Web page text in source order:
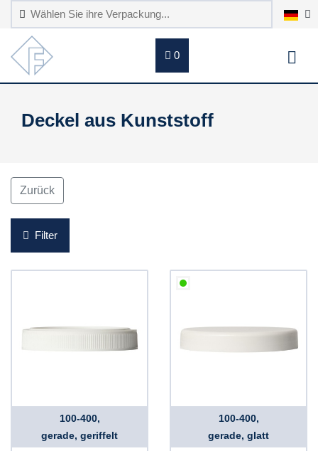
0
Deckel aus Kunststoff
Zurück
Filter
100-400,
gerade, geriffelt
100-400,
gerade, glatt